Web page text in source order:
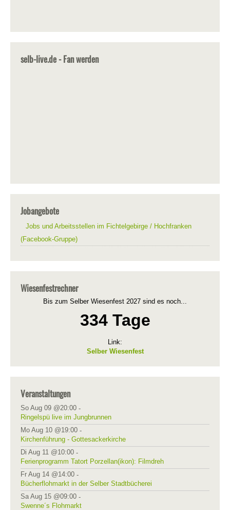
selb-live.de - Fan werden
Jobangebote
Jobs und Arbeitsstellen im Fichtelgebirge / Hochfranken
(Facebook-Gruppe)
Wiesenfestrechner
Bis zum Selber Wiesenfest 2027 sind es noch...
334 Tage
Link:
Selber Wiesenfest
Veranstaltungen
So Aug 09 @20:00 -
Ringelspü live im Jungbrunnen
Mo Aug 10 @19:00 -
Kirchenführung - Gottesackerkirche
Di Aug 11 @10:00 -
Ferienprogramm Tatort Porzellan(ikon): Filmdreh
Fr Aug 14 @14:00 -
Bücherflohmarkt in der Selber Stadtbücherei
Sa Aug 15 @09:00 -
Swenne´s Flohmarkt